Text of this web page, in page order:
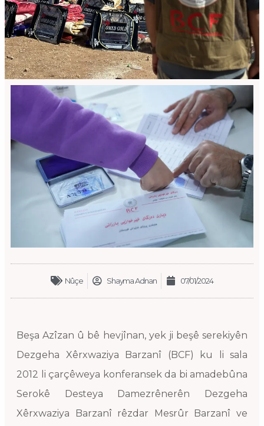
Nûçe Shayma Adnan 07/01/2024
Beşa Azîzan û bê hevjînan, yek ji beşê serekiyên
Dezgeha Xêrxwaziya Barzanî (BCF) ku li sala
2012 li çarçêweya konferansek da bi amadebûna
Serokê Desteya Damezrênerên Dezgeha
Xêrxwaziya Barzanî rêzdar Mesrûr Barzanî ve